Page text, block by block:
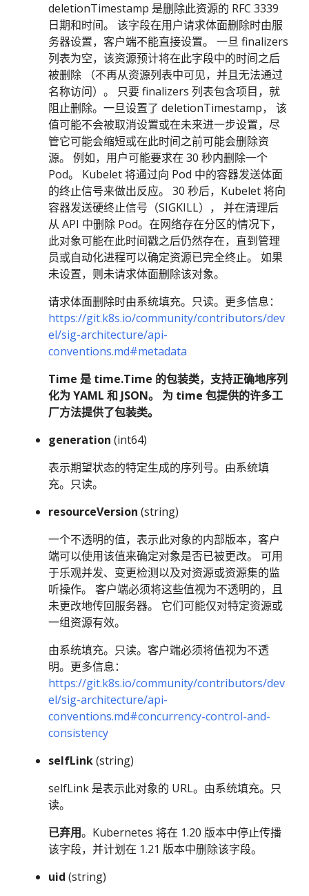
deletionTimestamp 是删除此资源的 RFC 3339
日期和时间。 该字段在用户请求体面删除时由服
务器设置，客户端不能直接设置。 一旦 finalizers
列表为空，该资源预计将在此字段中的时间之后
被删除 （不再从资源列表中可见，并且无法通过
名称访问）。 只要 finalizers 列表包含项目，就
阻止删除。一旦设置了 deletionTimestamp， 该
值可能不会被取消设置或在未来进一步设置，尽
管它可能会缩短或在此时间之前可能会删除资
源。 例如，用户可能要求在 30 秒内删除一个
Pod。 Kubelet 将通过向 Pod 中的容器发送体面
的终止信号来做出反应。 30 秒后，Kubelet 将向
容器发送硬终止信号（SIGKILL）， 并在清理后
从 API 中删除 Pod。在网络存在分区的情况下，
此对象可能在此时间戳之后仍然存在，直到管理
员或自动化进程可以确定资源已完全终止。 如果
未设置，则未请求体面删除该对象。
请求体面删除时由系统填充。只读。更多信息：
https://git.k8s.io/community/contributors/dev
el/sig-architecture/api-
conventions.md#metadata
Time 是 time.Time 的包装类，支持正确地序列
化为 YAML 和 JSON。 为 time 包提供的许多工
厂方法提供了包装类。
generation (int64)
表示期望状态的特定生成的序列号。由系统填
充。只读。
resourceVersion (string)
一个不透明的值，表示此对象的内部版本，客户
端可以使用该值来确定对象是否已被更改。 可用
于乐观并发、变更检测以及对资源或资源集的监
听操作。 客户端必须将这些值视为不透明的，且
未更改地传回服务器。 它们可能仅对特定资源或
一组资源有效。
由系统填充。只读。客户端必须将值视为不透
明。更多信息：
https://git.k8s.io/community/contributors/dev
el/sig-architecture/api-
conventions.md#concurrency-control-and-
consistency
selfLink(string)
selfLink 是表示此对象的 URL。由系统填充。只
读。
已弃用。Kubernetes 将在 1.20 版本中停止传播
该字段，并计划在 1.21 版本中删除该字段。
uid (string)